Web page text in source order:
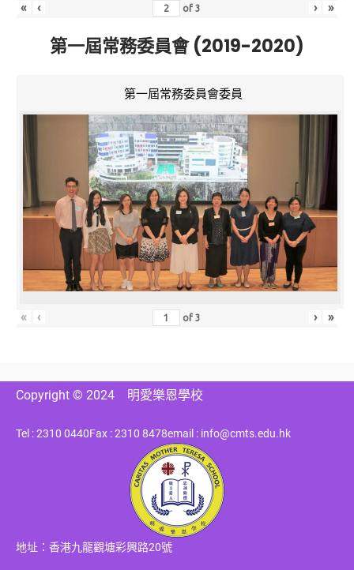
« ‹ of3 › »
第一屆常務委員會 (2019-2020)
第一屆常務委員會委員
« ‹ of3 › »
Copyright © 2024 明愛樂恩學校
Tel : 2310 0440Fax : 2310 8478email : info@cmts.edu.hk
地址：香港九龍觀塘彩興路20號